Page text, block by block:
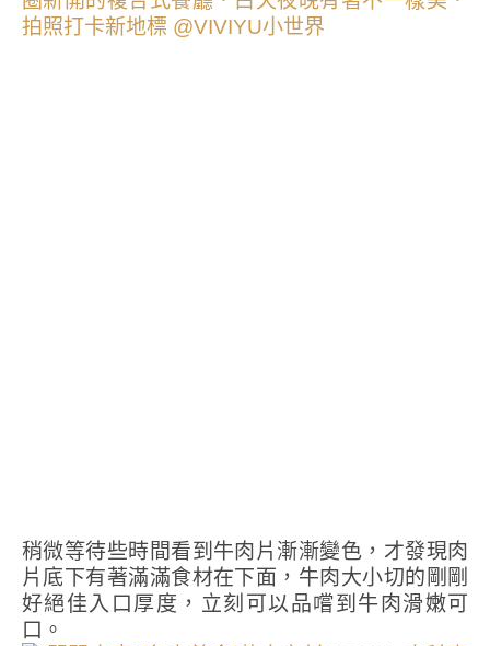
稍微等待些時間看到牛肉片漸漸變色，才發現肉
片底下有著滿滿食材在下面，牛肉大小切的剛剛
好絕佳入口厚度，立刻可以品嚐到牛肉滑嫩可
口。